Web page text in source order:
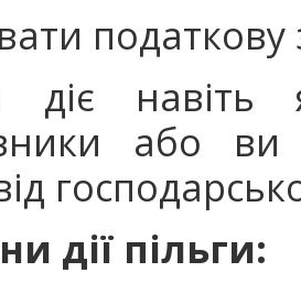
податкову
діє
або ви
дії пільги: